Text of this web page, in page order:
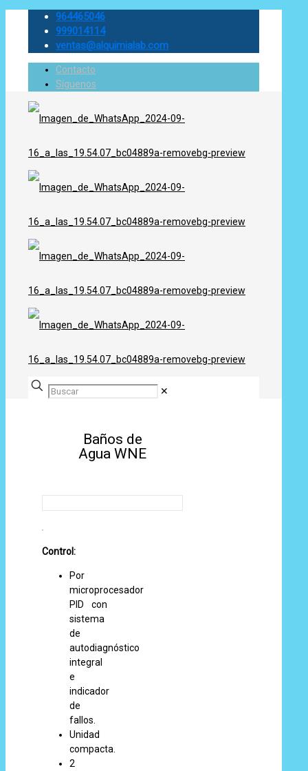
964465046
999014114
ventas@alquimialab.com
Contacto
Síguenos
✕
Baños de
Agua WNE
Control:
Por
microprocesador
PID con
sistema
de
autodiagnóstico
integral
e
indicador
de
fallos.
Unidad
compacta.
2